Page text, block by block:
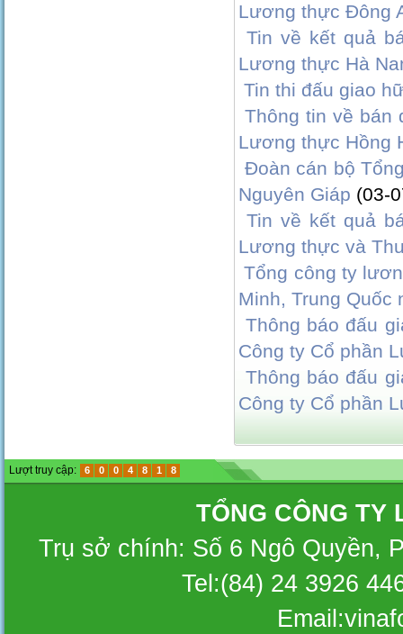
Lương thực Đông
Tin về kết quả
Lương thực Hà
Tin thi đấu giao
Thông tin về bán
Lương thực Hồng
Đoàn cán bộ
Nguyên Giáp (03-
Tin về kết quả
Lương thực và
Tổng công ty
Minh, Trung Quốc
Thông báo đấu
Công ty Cổ phần
Thông báo đấu
Công ty Cổ phần
Lượt truy cập: 6 0 0 4 8 1 8
TỔNG CÔNG TY
Trụ sở chính: Số 6 Ngô Quyền,
Tel:(84) 24 3926